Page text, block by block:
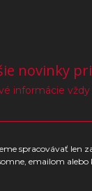
novinky
informácie
spracovávať
emailom